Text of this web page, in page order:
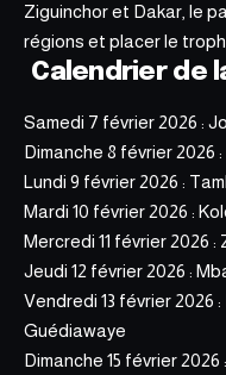
Ziguinchor et Dakar, le
régions et placer le
Calendrier de
Samedi 7 février 2026 :
Dimanche 8 février 2026
Lundi 9 février 2026 :
Mardi 10 février 2026 :
Mercredi 11 février 2026
Jeudi 12 février 2026 :
Vendredi 13 février 2026
Guédiawaye
Dimanche 15 février